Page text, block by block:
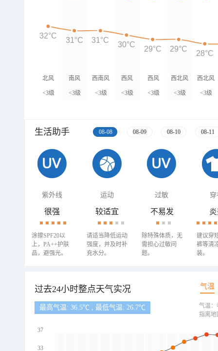
北风
<3级
南风
<3级
西南风
<3级
西风
<3级
西风
<3级
西北风
<3级
西北风
<3级
32°C
31°C 31°C
30°C
29°C 29°C
28°C
生活助手 08-08 08-09 08-10 08-11
紫外线 运动 过敏 穿
很强
涂擦SPF20以
上，PA++护肤
品，避强光。
较适宜
请适当降低运动
强度，并及时补
充水分。
不易发
除特殊体质，无
需担心过敏问
题。
建议穿
裤等清
装。
过去24小时整点天气实况 气温
最高气温: 36.5℃ , 最低气温: 26.7℃
37
33
气温：
指离地